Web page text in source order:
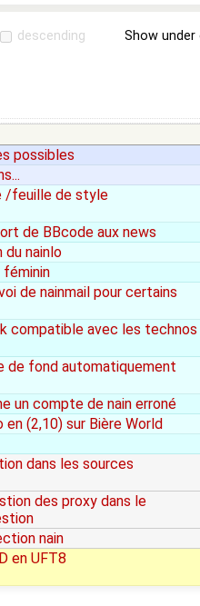
descending Show
possibles
/feuille de style
de BBcode aux news
du nainlo
féminin
de nainmail pour certains
compatible avec les technos
de fond automatiquement
un compte de nain erroné
en (2,10) sur Bière World
dans les sources
des proxy dans le
nain
en UFT8